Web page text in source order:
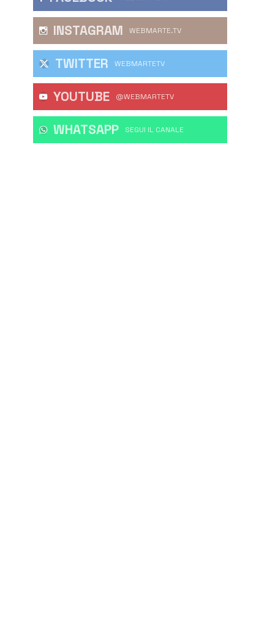
INSTAGRAM WEBMARTE.TV
TWITTER WEBMARTETV
YOUTUBE @WEBMARTETV
WHATSAPP ‎SEGUI IL CANALE